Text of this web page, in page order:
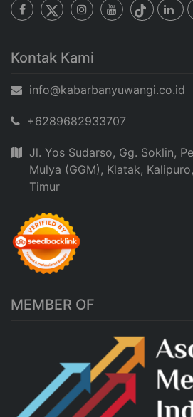
Kontak Kami
info@kabarbanyuwangi.co.id
+6289682933707
Jl. Yos Sudarso, Gg. Soklin,
Mulya (GGM), Klatak,
Timur
MEMBER OF